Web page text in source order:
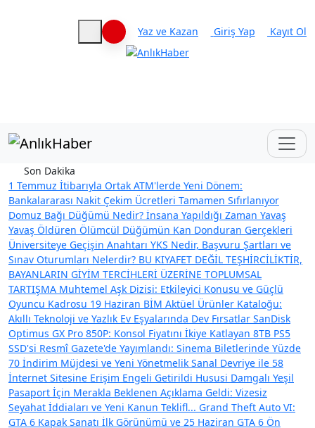
Haberleri keşfet
Yaz ve Kazan Giriş Yap Kayıt Ol
Son Dakika
1 Temmuz İtibarıyla Ortak ATM'lerde Yeni Dönem:
Bankalararası Nakit Çekim Ücretleri Tamamen Sıfırlanıyor
Domuz Bağı Düğümü Nedir? İnsana Yapıldığı Zaman Yavaş
Yavaş Öldüren Ölümcül Düğümün Kan Donduran Gerçekleri
Üniversiteye Geçişin Anahtarı YKS Nedir, Başvuru Şartları ve
Sınav Oturumları Nelerdir? BU KIYAFET DEĞİL TEŞHİRCİLİKTİR,
BAYANLARIN GİYİM TERCİHLERİ ÜZERİNE TOPLUMSAL
TARTIŞMA Muhtemel Aşk Dizisi: Etkileyici Konusu ve Güçlü
Oyuncu Kadrosu 19 Haziran BİM Aktüel Ürünler Kataloğu:
Akıllı Teknoloji ve Yazlık Ev Eşyalarında Dev Fırsatlar SanDisk
Optimus GX Pro 850P: Konsol Fiyatını İkiye Katlayan 8TB PS5
SSD'si Resmî Gazete'de Yayımlandı: Sinema Biletlerinde Yüzde
70 İndirim Müjdesi ve Yeni Yönetmelik Sanal Devriye ile 58
İnternet Sitesine Erişim Engeli Getirildi Hususi Damgalı Yeşil
Pasaport İçin Merakla Beklenen Açıklama Geldi: Vizesiz
Seyahat İddiaları ve Yeni Kanun Teklifl... Grand Theft Auto VI:
GTA 6 Kapak Sanatı İlk Görünümü ve 25 Haziran GTA 6 Ön